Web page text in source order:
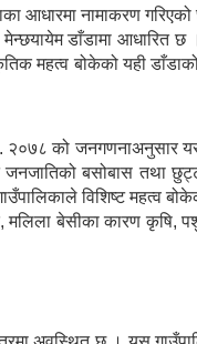
आधारमा नामाकरण
डाँडामा आधारित
बोकेको यही
को जनगणनाअनुसार
बसोबास तथा
विशिष्ट महत्व
बेसीका कारण कृषि,